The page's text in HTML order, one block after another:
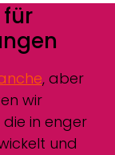
, aber
wir
in enger
und